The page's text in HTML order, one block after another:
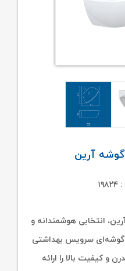
آرین
انتخابی هوشمندانه و
گوشه‌ای سرویس بهداشتی
و کیفیت بالا را ارائه